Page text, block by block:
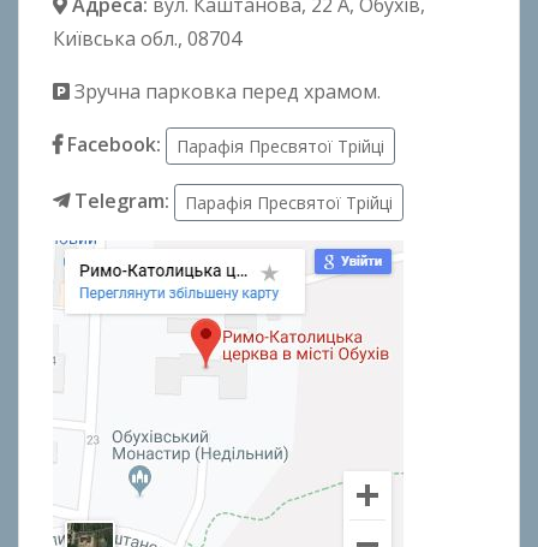
Київська обл., 08704
Зручна парковка перед храмом.
Facebook:
Парафія Пресвятої Трійці
Telegram: Парафія Пресвятої Трійці